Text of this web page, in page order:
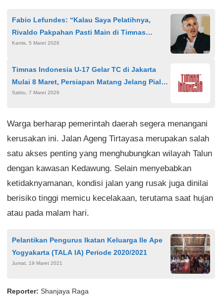
Fabio Lefundes: “Kalau Saya Pelatihnya,
Rivaldo Pakpahan Pasti Main di Timnas
Indonesia”
Kamis, 5 Maret 2026
Timnas Indonesia U-17 Gelar TC di Jakarta
Mulai 8 Maret, Persiapan Matang Jelang Piala
AFF dan Piala Asia U-17
Sabtu, 7 Maret 2026
Warga berharap pemerintah daerah segera menangani
kerusakan ini. Jalan Ageng Tirtayasa merupakan salah
satu akses penting yang menghubungkan wilayah Talun
dengan kawasan Kedawung. Selain menyebabkan
ketidaknyamanan, kondisi jalan yang rusak juga dinilai
berisiko tinggi memicu kecelakaan, terutama saat hujan
atau pada malam hari.
Pelantikan Pengurus Ikatan Keluarga Ile Ape
Yogyakarta (TALA IA) Periode 2020/2021
Jumat, 19 Maret 2021
Reporter: Shanjaya Raga